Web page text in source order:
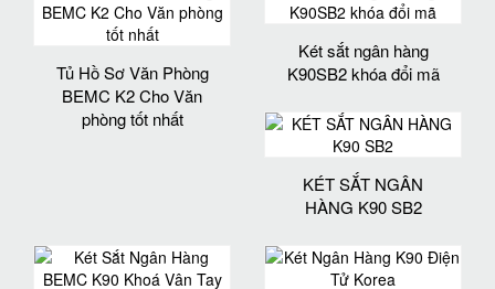
Tủ Hồ Sơ Văn Phòng
BEMC K2 Cho Văn
phòng tốt nhất
Két sắt ngân hàng
K90SB2 khóa đổi mã
KÉT SẮT NGÂN
HÀNG K90 SB2